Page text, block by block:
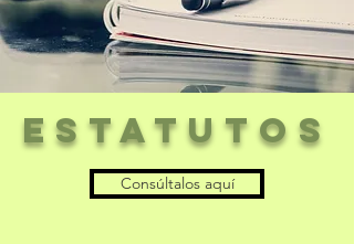
ESTATUTOS
Consúltalos aquí